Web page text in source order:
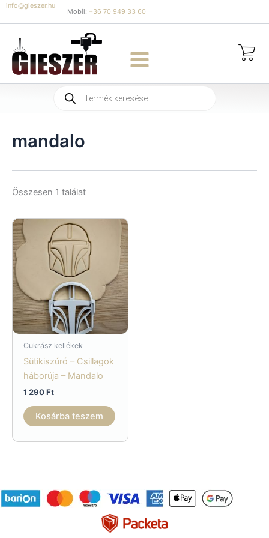
Skip
to
content
info@gieszer.hu
Mobil: +36 70 949 33 60
Products
search
mandalo
Összesen 1 találat
Cukrász kellékek
Sütikiszúró – Csillagok
háborúja – Mandalo
1 290Ft
Kosárba teszem